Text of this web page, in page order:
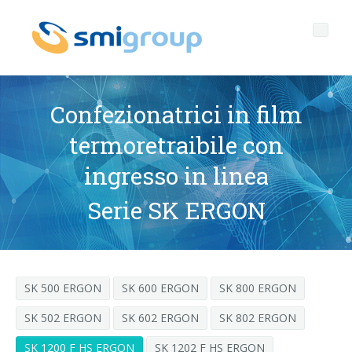
Profilo
Chi siamo
Dati chiave
Storia
Filiali
Governance
Corporate governance
Qualità, Ambiente e Sicurezza
General Data Protection Regulation
Sostenibilità
rPET
Tappi ancorati
LINEE DI IMBOTTIGLIAMENTO
Linee complete
SOFFIATRICI PER BOTTIGLIE PET/ rPET
After sales
Portale Smyzone
Media center
Confezionatrici in film
termoretraibile con
ingresso in linea
Serie SK ERGON
SK 500 ERGON SK 600 ERGON
SK 800 ERGON
SK 502 ERGON
SK 602 ERGON
SK 802 ERGON
SK 1200 F HS ERGON
SK 1202 F HS ERGON